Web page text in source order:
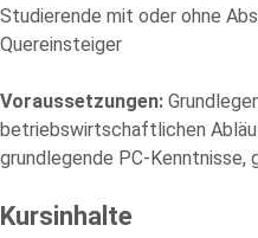
Studierende mit oder ohne
Quereinsteiger
Voraussetzungen:
betriebswirtschaftlichen
grundlegende PC-
Kursinhalte
Diese Website ist durch
Datenschutzbestimmungen
Google.